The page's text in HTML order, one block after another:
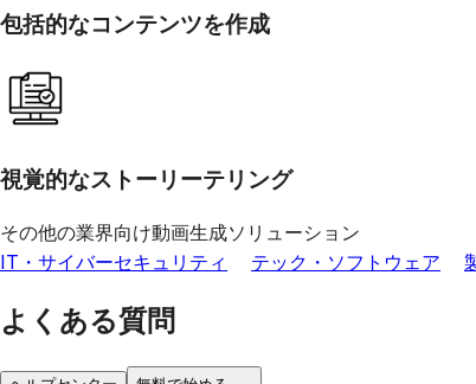
包括的なコンテンツを作成
視覚的なストーリーテリング
その他の業界向け動画生成ソリューション
IT・サイバーセキュリティ テック・ソフトウェア
よくある質問